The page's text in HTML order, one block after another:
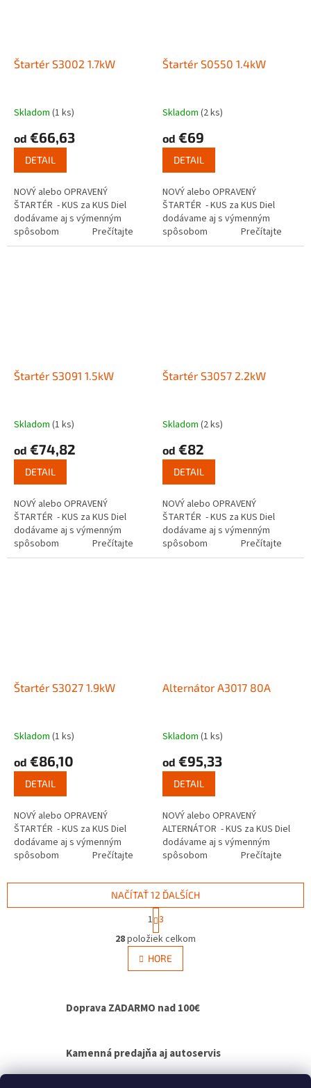
Štartér S3002 1.7kW
Skladom (1 ks)
od €66,63
DETAIL
NOVÝ alebo OPRAVENÝ
ŠTARTÉR - KUS za KUS Diel
dodávame aj s výmenným
spôsobom Prečítajte
si ako funguje...
Štartér S0550 1.4kW
Skladom (2 ks)
od €69
DETAIL
NOVÝ alebo OPRAVENÝ
ŠTARTÉR - KUS za KUS Diel
dodávame aj s výmenným
spôsobom Prečítajte
si ako funguje...
Štartér S3091 1.5kW
Skladom (1 ks)
od €74,82
DETAIL
NOVÝ alebo OPRAVENÝ
ŠTARTÉR - KUS za KUS Diel
dodávame aj s výmenným
spôsobom Prečítajte
si ako funguje...
Štartér S3057 2.2kW
Skladom (2 ks)
od €82
DETAIL
NOVÝ alebo OPRAVENÝ
ŠTARTÉR - KUS za KUS Diel
dodávame aj s výmenným
spôsobom Prečítajte
si ako funguje...
Štartér S3027 1.9kW
Skladom (1 ks)
od €86,10
DETAIL
NOVÝ alebo OPRAVENÝ
ŠTARTÉR - KUS za KUS Diel
dodávame aj s výmenným
spôsobom Prečítajte
Alternátor A3017 80A
Skladom (1 ks)
od €95,33
DETAIL
NOVÝ alebo OPRAVENÝ
ALTERNÁTOR - KUS za KUS Diel
dodávame aj s výmenným
spôsobom Prečítajte
O
v
l
á
c
p
r
v
NAČÍTAŤ 12 ĎALŠÍCH
S
t
r
á
n
k
a
1 3
28položiek celkom
HORE
Doprava ZADARMO nad 100€
Kamenná predajňa aj autoservis